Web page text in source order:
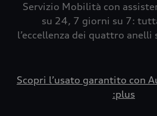
Servizio Mobilità con
su 24, 7 giorni su 7:
l’eccellenza dei quattro anelli
Scopri l’usato garantito con
:plus